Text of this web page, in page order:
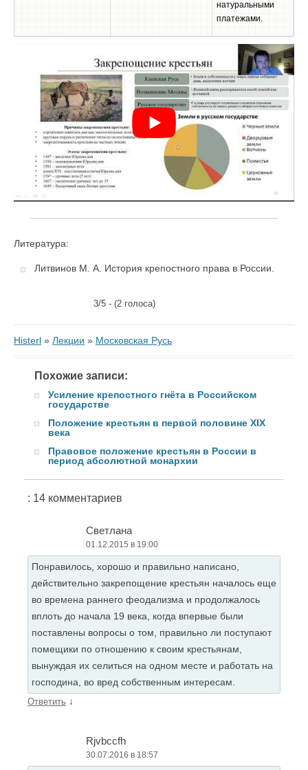
натуральными
платежами.
Литература:
Литвинов М. А. История крепостного права в России.
3/5 - (2 голоса)
Histerl » Лекции » Московская Русь
Похожие записи:
Усиление крепостного гнёта в Российском
государстве
Положение крестьян в первой половине XIX
века
Правовое положение крестьян в России в
период абсолютной монархии
: 14 комментариев
Светлана
01.12.2015 в 19:00
Понравилось, хорошо и правильно написано,
действительно закрепощение крестьян началось еще
во времена раннего феодализма и продолжалось
вплоть до начала 19 века, когда впервые были
поставлены вопросы о том, правильно ли поступают
помещики по отношению к своим крестьянам,
вынуждая их селиться на одном месте и работать на
господина, во вред собственным интересам.
Ответить ↓
Rjvbccfh
30.07.2016 в 18:57